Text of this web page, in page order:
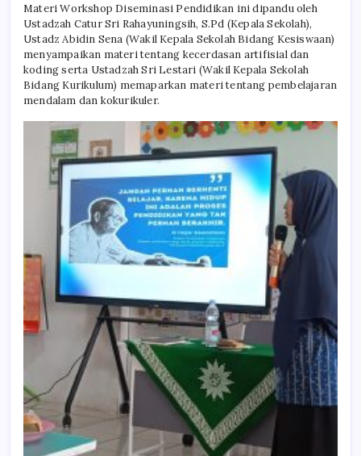
Materi Workshop Diseminasi Pendidikan ini dipandu oleh
Ustadzah Catur Sri Rahayuningsih, S.Pd (Kepala Sekolah),
Ustadz Abidin Sena (Wakil Kepala Sekolah Bidang Kesiswaan)
menyampaikan materi tentang kecerdasan artifisial dan
koding serta Ustadzah Sri Lestari (Wakil Kepala Sekolah
Bidang Kurikulum) memaparkan materi tentang pembelajaran
mendalam dan kokurikuler.